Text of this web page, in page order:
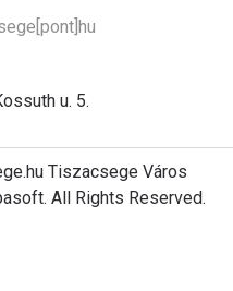
u. 5.
Tiszacsege Város
All Rights Reserved.